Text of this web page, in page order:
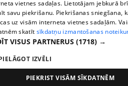
360 Ziņu kontakti
Helio Media
Vortal assistance service: e-mail -
All rights reserved.
vietnes sadaļas. Lietotājam jebkurā
savu piekrišanu. Piekrišanas sniegšana,
uz visām interneta vietnes sadaļām.
skatīt sīkdatņu izmantošanas
VISUS PARTNERUS (1718) →
IZVĒLI
PIEKRIST VISĀM SĪKDATNĒM